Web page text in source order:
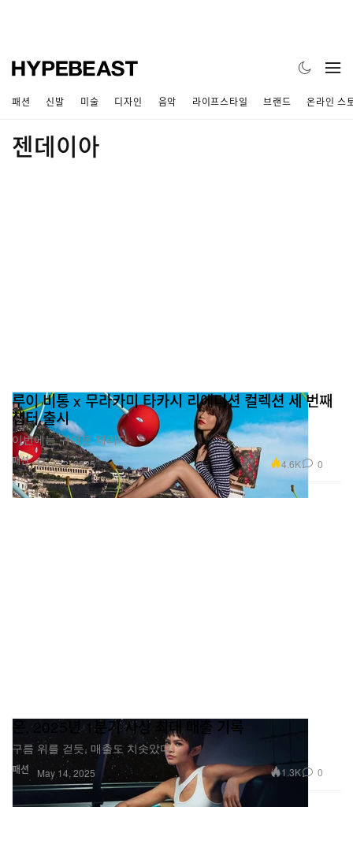
패션 신발 미술 디자인 음악 라이프스타일 브랜드 온라인 스
젠데이아
패션
루이 비통 x 무라카미 타카시 리에디션 컬렉션 세 번째
챕터 출시
이번에는 귀여운 체리다.
May 22, 2025 4.6K 0
패션
온, 2025년 1분기 사상 최대 매출 기록
구름 위를 걷듯, 매출도 치솟았다.
May 14, 2025 1.3K 0